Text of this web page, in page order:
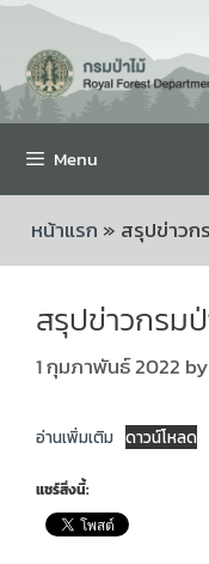
Menu
หน้าแรก » สรุปข่าวก
สรุปข่าวกรม
1 กุมภาพันธ์ 2022 by
อ่านเพิ่มเติม ดาวน์โหลด
แชร์สิ่งนี้: